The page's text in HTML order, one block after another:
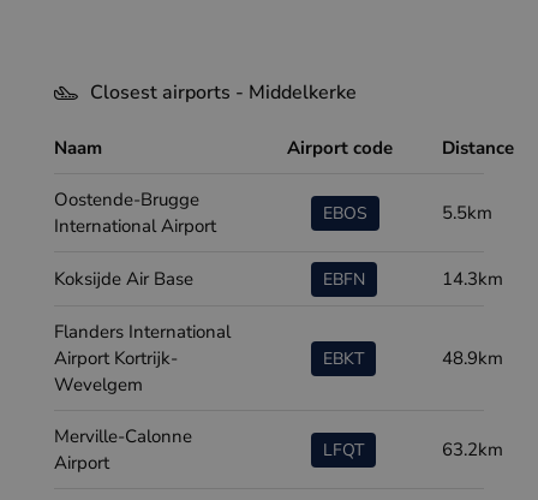
Closest airports - Middelkerke
Naam Airport code Distance
Oostende-Brugge
International Airport
EBOS 5.5km
Koksijde Air Base EBFN 14.3km
Flanders International
Airport Kortrijk-
Wevelgem
EBKT 48.9km
Merville-Calonne
Airport
LFQT 63.2km